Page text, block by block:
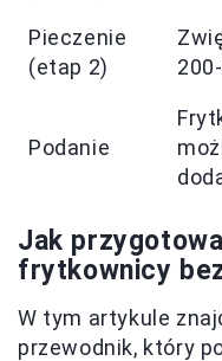
Pieczenie
(etap 2)
Podanie
Jak
frytkownicy
W tym artykule
przewodnik, który